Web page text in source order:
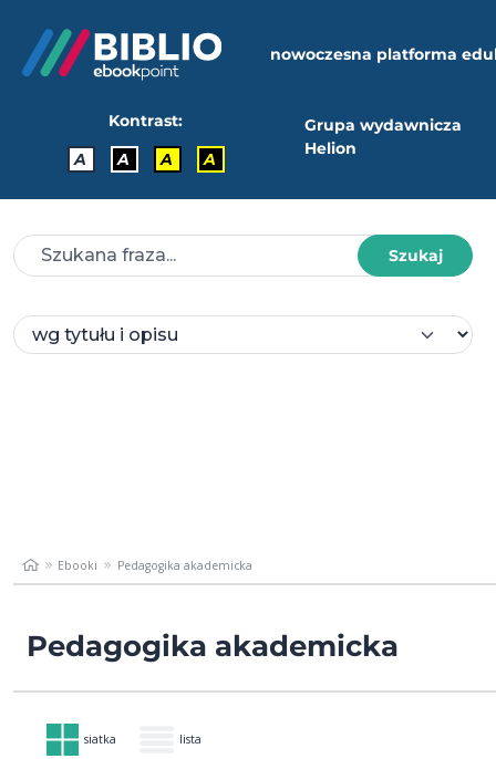
nowoczesna platforma
Kontrast:
A
A A A
Grupa wydawnicza
Helion
Szukaj
Ebooki Pedagogika akademicka
Pedagogika akademicka
siatka lista